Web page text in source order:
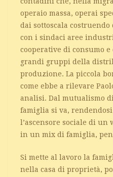
operaio massa, operai
dai sottoscala
con i sindaci aree
cooperative di consumo
grandi gruppi della
produzione. La piccola
come ebbe a rilevare
analisi. Dal mutualismo
famiglia si va,
l’ascensore sociale di un
in un mix di famiglia,
Si mette al lavoro la
nella casa di proprietà,